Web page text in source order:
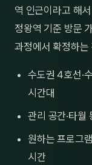
역 인근이라고 해
정왕역 기준 방문
과정에서 확정하는
수도권 4호선·
시간대
관리 공간·타월
원하는 프로그
시간